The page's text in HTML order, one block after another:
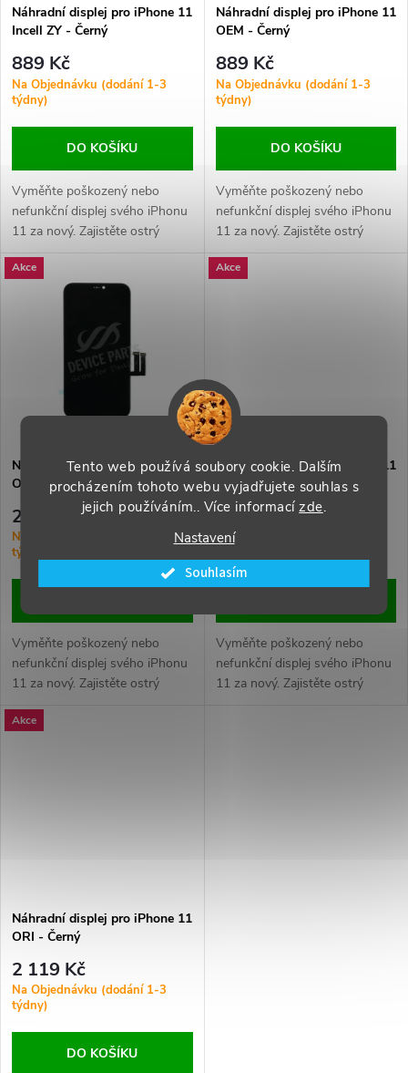
Tento web používá soubory cookie. Dalším
procházením tohoto webu vyjadřujete souhlas s
jejich používáním.. Více informacízde.
Nastavení
Souhlasím
p
r
o
d
u
k
p
r
o
d
u
k
Náhradní displej pro iPhone 11
Incell ZY - Černý
889 Kč
Na Objednávku (dodání 1-3
týdny)
DO KOŠÍKU
Vyměňte poškozený nebo
nefunkční displej svého iPhonu
11 za nový. Zajistěte ostrý
obraz, živé barvy a plynulou
dotykovou odezvu.
Náhradní displej pro iPhone 11
OEM - Černý
889 Kč
Na Objednávku (dodání 1-3
týdny)
DO KOŠÍKU
Vyměňte poškozený nebo
nefunkční displej svého iPhonu
11 za nový. Zajistěte ostrý
obraz, živé barvy a plynulou
dotykovou odezvu.
Akce
Náhradní displej pro iPhone 11
ORI - Černý
2 059 Kč
Na Objednávku (dodání 1-3
týdny)
Vyměňte poškozený nebo
nefunkční displej svého iPhonu
11 za nový. Zajistěte ostrý
dotykovou odezvu.
Akce
Náhradní displej pro iPhone 11
ORI - Černý
2 239 Kč
Na Objednávku (dodání 1-3
Vyměňte poškozený nebo
nefunkční displej svého iPhonu
11 za nový. Zajistěte ostrý
Akce
Náhradní displej pro iPhone 11
ORI - Černý
2 119 Kč
Na Objednávku (dodání 1-3
týdny)
DO KOŠÍKU